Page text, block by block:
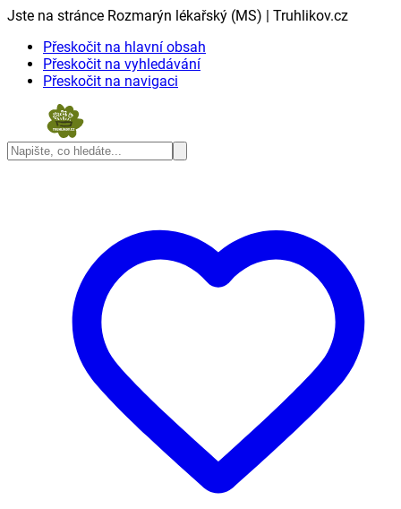
Jste na stránce Rozmarýn lékařský (MS) | Truhlikov.cz
Přeskočit na hlavní obsah
Přeskočit na vyhledávání
Přeskočit na navigaci